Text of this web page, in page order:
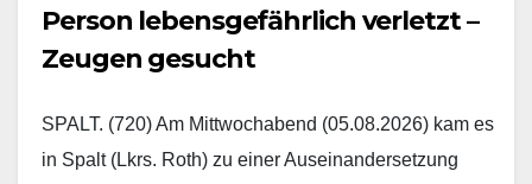
Person lebensgefährlich verletzt –
Zeugen gesucht
SPALT. (720) Am Mittwochabend (05.08.2026) kam es
in Spalt (Lkrs. Roth) zu einer Auseinandersetzung